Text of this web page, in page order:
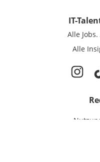
IT-
Alle Jobs.
Alle